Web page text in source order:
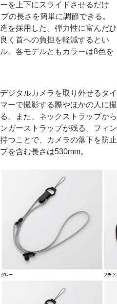
を上下にスライドさせるだけ
の長さを簡単に調節できる。
を採用した。弾力性に富んだひ
く首への負担を軽減するとい
。各モデルともカラーは8色を
ジタルカメラを取り外せるタイ
ーで撮影する際やほかの人に撮
。また、ネックストラップから
ガーストラップが残る。フィン
つことで、カメラの落下を防止
を含む長さは530mm。
グレー ブラウ